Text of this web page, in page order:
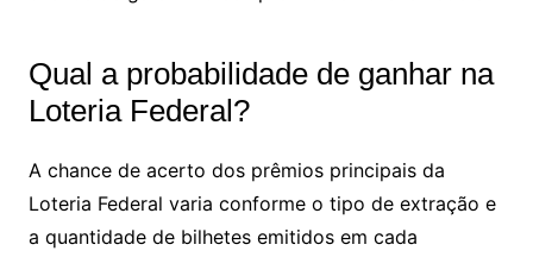
Qual a probabilidade de ganhar na
Loteria Federal?
A chance de acerto dos prêmios principais da
Loteria Federal varia conforme o tipo de extração e
a quantidade de bilhetes emitidos em cada